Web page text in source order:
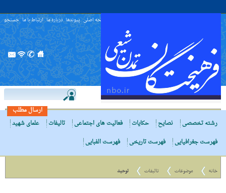
صفحه اصلی پیوندها درباره ما ارتباط با ما جستجو
ارسال مطلب
رشته تخصصی
نصایح حکایات فعالیت های اجتماعی تالیفات
علمای شهید
فهرست جغرافیایی
فهرست تاریخی فهرست الفبایی
خانه موضوعات تالیفات توحید